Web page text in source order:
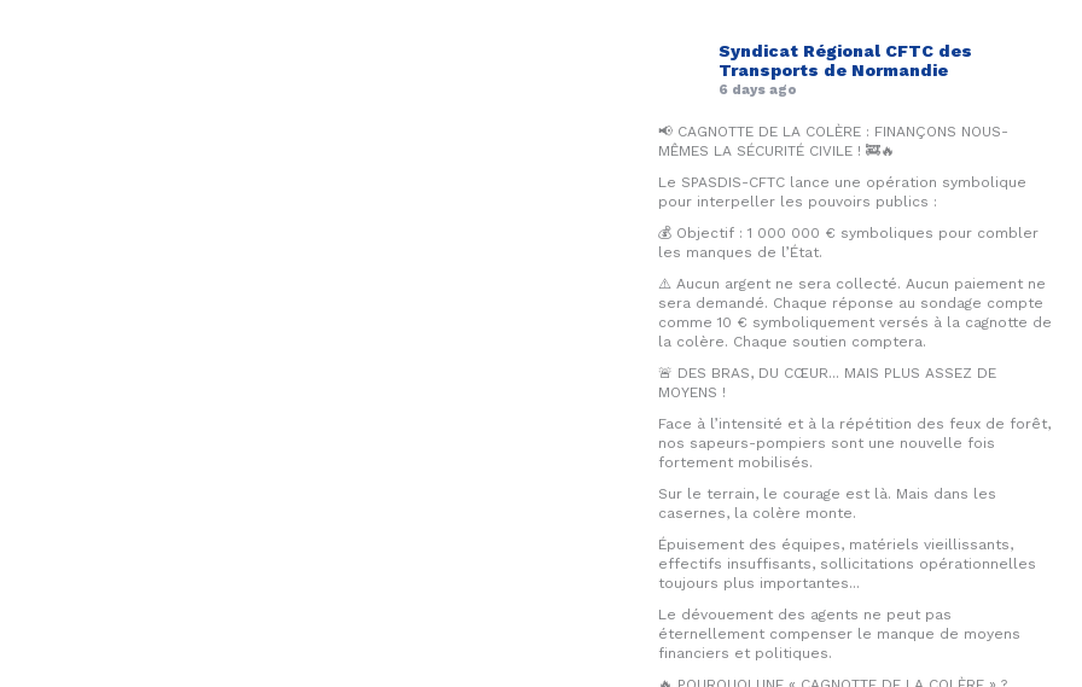
Syndicat Régional CFTC des
Transports de Normandie
6 days ago
📢 CAGNOTTE DE LA COLÈRE : FINANÇONS NOUS-
MÊMES LA SÉCURITÉ CIVILE ! 🚒🔥
Le SPASDIS-CFTC lance une opération symbolique
pour interpeller les pouvoirs publics :
💰 Objectif : 1 000 000 € symboliques pour combler
les manques de l’État.
⚠️ Aucun argent ne sera collecté. Aucun paiement ne
sera demandé. Chaque réponse au sondage compte
comme 10 € symboliquement versés à la cagnotte de
la colère. Chaque soutien comptera.
🚨 DES BRAS, DU CŒUR... MAIS PLUS ASSEZ DE
MOYENS !
Face à l’intensité et à la répétition des feux de forêt,
nos sapeurs-pompiers sont une nouvelle fois
fortement mobilisés.
Sur le terrain, le courage est là. Mais dans les
casernes, la colère monte.
Épuisement des équipes, matériels vieillissants,
effectifs insuffisants, sollicitations opérationnelles
toujours plus importantes...
Le dévouement des agents ne peut pas
éternellement compenser le manque de moyens
financiers et politiques.